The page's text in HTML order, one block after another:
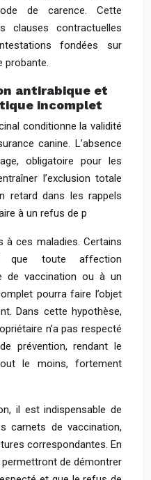
de carence. Cette
clauses contractuelles
fondées sur
probante.
antirabique et
incomplet
conditionne la validité
canine. L’absence
obligatoire pour les
l’exclusion totale
retard dans les rappels
à un refus de p
à ces maladies. Certains
que toute affection
de vaccination ou à un
pourra faire l’objet
Dans cette hypothèse,
n’a pas respecté
prévention, rendant le
le moins, fortement
il est indispensable de
carnets de vaccination,
correspondantes. En
de démontrer